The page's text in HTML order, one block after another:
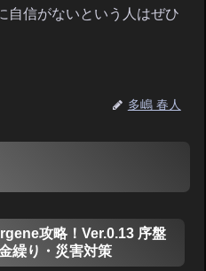
自信がないという人はぜひ
多嶋 春人
攻略！Ver.0.13 序盤
繰り・災害対策